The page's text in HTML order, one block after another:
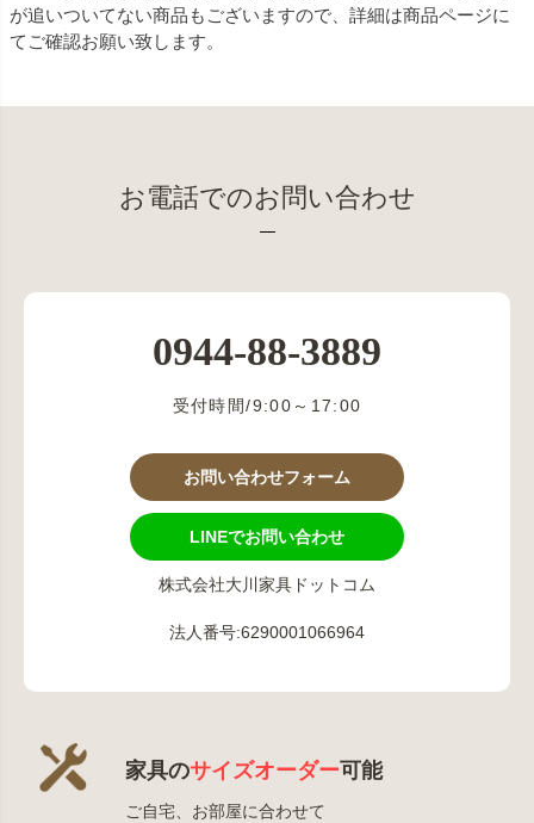
が追いついてない商品もございますので、詳細は商品ページに
てご確認お願い致します。
お電話でのお問い合わせ
0944-88-3889
受付時間/9:00～17:00
お問い合わせフォーム
LINEでお問い合わせ
株式会社大川家具ドットコム
法人番号:6290001066964
家具のサイズオーダー可能
ご自宅、お部屋に合わせて